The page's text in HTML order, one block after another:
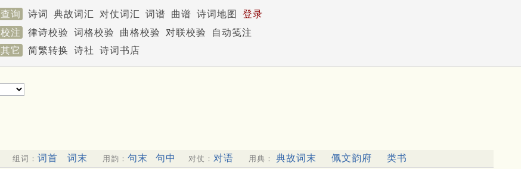
查询 诗词 典故词汇 对仗词汇 词谱 曲谱 诗词地图
登录
校注 律诗校验 词格校验 曲格校验 对联校验
自动笺注
其它 简繁转换 诗社 诗词书店
组词： 词首 词末 用韵： 句末 句中 对仗： 对语 用典： 典故词末 佩文韵府 类书